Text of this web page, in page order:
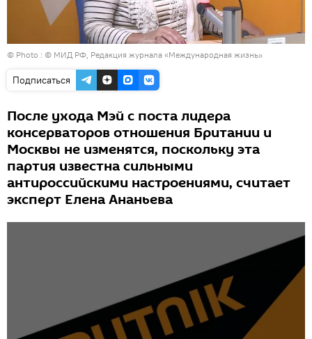
© Photo : © МИД РФ, Редакция журнала «Международная жизнь»
Подписаться
После ухода Мэй с поста лидера
консерваторов отношения Британии и
Москвы не изменятся, поскольку эта
партия известна сильными
антироссийскими настроениями, считает
эксперт Елена Ананьева